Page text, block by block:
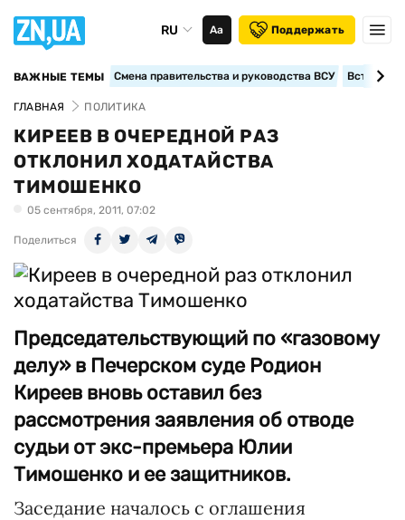
RU Аа Поддержать
ВАЖНЫЕ ТЕМЫ Смена правительства и руководства ВСУ
ГЛАВНАЯ ПОЛИТИКА
КИРЕЕВ В ОЧЕРЕДНОЙ РАЗ
ОТКЛОНИЛ ХОДАТАЙСТВА
ТИМОШЕНКО
05 сентября, 2011, 07:02
Поделиться
Председательствующий по «газовому
делу» в Печерском суде Родион
Киреев вновь оставил без
рассмотрения заявления об отводе
судьи от экс-премьера Юлии
Тимошенко и ее защитников.
Заседание началось с оглашения